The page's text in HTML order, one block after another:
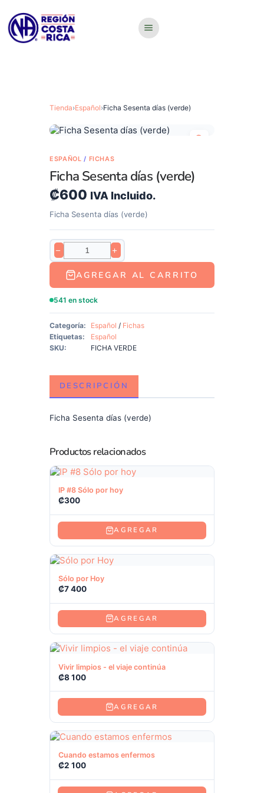
Tienda›Español›Ficha Sesenta días (verde)
ESPAÑOL / FICHAS
Ficha Sesenta días (verde)
₡600 IVA Incluido.
Ficha Sesenta días (verde)
− +
AGREGAR AL CARRITO
541 en stock
Categoría: Español / Fichas
Etiquetas:
Español
SKU:
FICHA VERDE
DESCRIPCIÓN
Ficha Sesenta días (verde)
Productos relacionados
Ver producto
IP #8 Sólo por hoy
₡300
AGREGAR
Sólo por Hoy
₡7 400
AGREGAR
Ver producto
Vivir limpios - el viaje continúa
₡8 100
AGREGAR
Ver producto
Cuando estamos enfermos
₡2 100